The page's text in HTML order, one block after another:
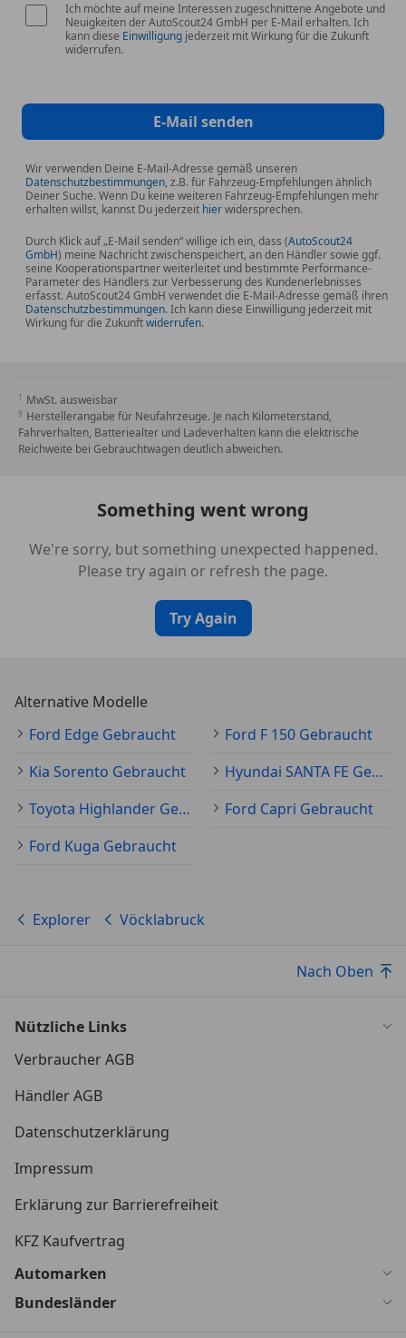
Ich möchte auf meine Interessen zugeschnittene Angebote und
Neuigkeiten der AutoScout24 GmbH per E-Mail erhalten. Ich
kann diese Einwilligung jederzeit mit Wirkung für die Zukunft
widerrufen.
E-Mail senden
Wir verwenden Deine E-Mail-Adresse gemäß unseren
Datenschutzbestimmungen, z.B. für Fahrzeug-Empfehlungen ähnlich
Deiner Suche. Wenn Du keine weiteren Fahrzeug-Empfehlungen mehr
erhalten willst, kannst Du jederzeit hierwidersprechen.
Durch Klick auf „E-Mail senden“ willige ich ein, dass (AutoScout24
GmbH) meine Nachricht zwischenspeichert, an den Händler sowie ggf.
seine Kooperationspartner weiterleitet und bestimmte Performance-
Parameter des Händlers zur Verbesserung des Kundenerlebnisses
erfasst. AutoScout24 GmbH verwendet die E-Mail-Adresse gemäß ihren
Datenschutzbestimmungen. Ich kann diese Einwilligung jederzeit mit
Wirkung für die Zukunftwiderrufen.
MwSt. ausweisbar
Herstellerangabe für Neufahrzeuge. Je nach Kilometerstand,
Fahrverhalten, Batteriealter und Ladeverhalten kann die elektrische
Reichweite bei Gebrauchtwagen deutlich abweichen.
Something went wrong
We're sorry, but something unexpected happened.
Please try again or refresh the page.
Try Again
Alternative Modelle
Ford Edge Gebraucht
Ford F 150 Gebraucht
Kia Sorento Gebraucht
Hyundai SANTA FE Gebraucht
Toyota Highlander Gebraucht
Ford Capri Gebraucht
Ford Kuga Gebraucht
Explorer Vöcklabruck
Nach Oben
Nützliche Links
Verbraucher AGB
Händler AGB
Datenschutzerklärung
Impressum
Erklärung zur Barrierefreiheit
KFZ Kaufvertrag
Automarken
Bundesländer